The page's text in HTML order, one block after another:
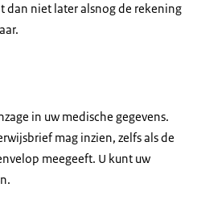
dan niet later alsnog de rekening
in uw medische gegevens.
mag inzien, zelfs als de
meegeeft. U kunt uw